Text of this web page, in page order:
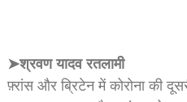
➤श्रवण यादव रतलामी
फ़्रांस और ब्रिटेन में कोरोना की